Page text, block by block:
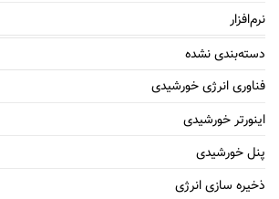
نرم‌افزار
دسته‌بندی نشده
فناوری انرژی خورشیدی
اینورتر خورشیدی
پنل خورشیدی
ذخیره سازی انرژی